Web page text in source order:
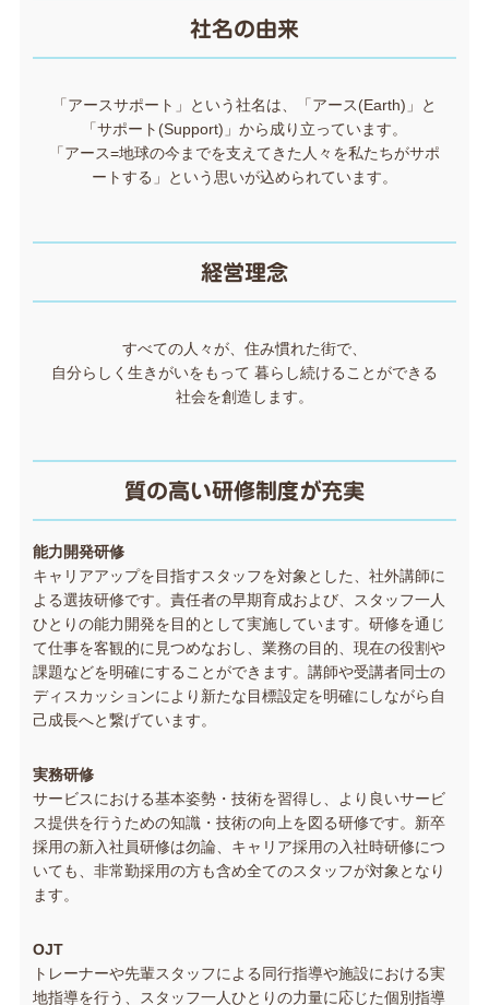
社名の由来
「アースサポート」という社名は、「アース(Earth)」と
「サポート(Support)」から成り立っています。
「アース=地球の今までを支えてきた人々を私たちがサポ
ートする」という思いが込められています。
経営理念
すべての人々が、住み慣れた街で、
自分らしく生きがいをもって 暮らし続けることができる
社会を創造します。
質の高い研修制度が充実
能力開発研修
キャリアアップを目指すスタッフを対象とした、社外講師に
よる選抜研修です。責任者の早期育成および、スタッフ一人
ひとりの能力開発を目的として実施しています。研修を通じ
て仕事を客観的に見つめなおし、業務の目的、現在の役割や
課題などを明確にすることができます。講師や受講者同士の
ディスカッションにより新たな目標設定を明確にしながら自
己成長へと繋げています。
実務研修
サービスにおける基本姿勢・技術を習得し、より良いサービ
ス提供を行うための知識・技術の向上を図る研修です。新卒
採用の新入社員研修は勿論、キャリア採用の入社時研修につ
いても、非常勤採用の方も含め全てのスタッフが対象となり
ます。
OJT
トレーナーや先輩スタッフによる同行指導や施設における実
地指導を行う、スタッフ一人ひとりの力量に応じた個別指導